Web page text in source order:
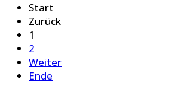
Start
Zurück
1
2
Weiter
Ende